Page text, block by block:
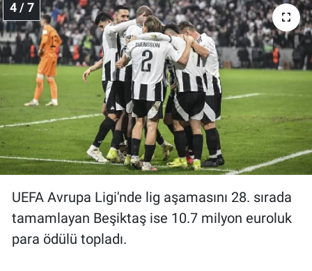
4 / 7
UEFA Avrupa Ligi'nde lig aşamasını 28. sırada
tamamlayan Beşiktaş ise 10.7 milyon euroluk
para ödülü topladı.